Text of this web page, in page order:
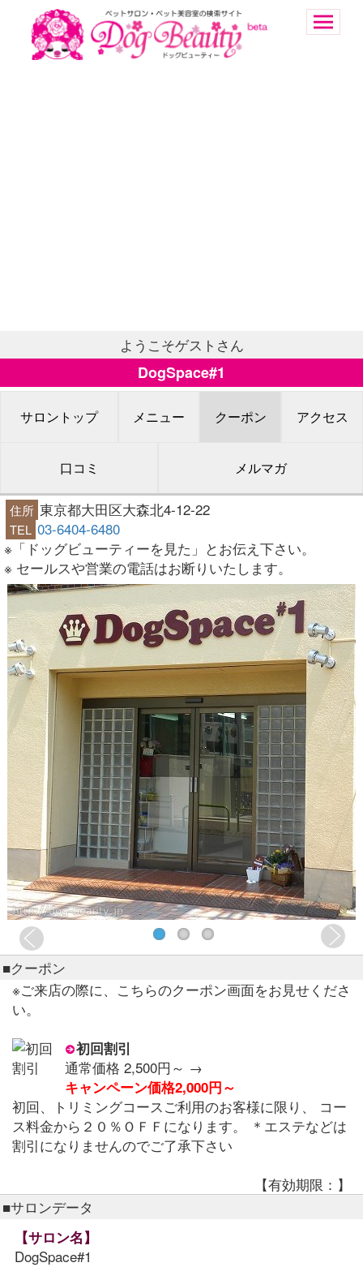
ようこそゲストさん
DogSpace#1
サロントップ メニュー クーポン アクセス
口コミ メルマガ
住所 東京都大田区大森北4-12-22
TEL 03-6404-6480
※「ドッグビューティーを見た」とお伝え下さい。
※ セールスや営業の電話はお断りいたします。
■クーポン
※ご来店の際に、こちらのクーポン画面をお見せくださ
い。
初回割引
通常価格 2,500円～ →
キャンペーン価格2,000円～
初回、トリミングコースご利用のお客様に限り、 コー
ス料金から２０％ＯＦＦになります。 ＊エステなどは
割引になりませんのでご了承下さい
【有効期限：】
■サロンデータ
【サロン名】
DogSpace#1